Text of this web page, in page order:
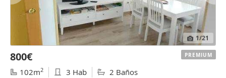
1/21
800€
102m2 3 Hab 2 Baños
PREMIUM